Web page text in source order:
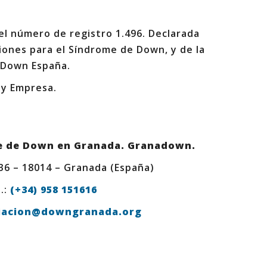
número de registro 1.496. Declarada
para el Síndrome de Down, y de la
España.
Empresa.
Down en Granada. Granadown.
– 18014 – Granada (España)
(+34) 958 151616